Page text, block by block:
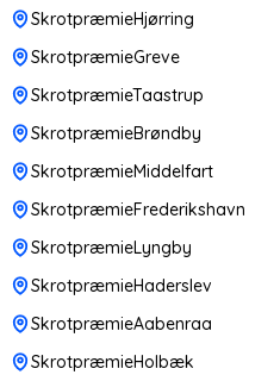
SkrotpræmieHjørring
SkrotpræmieGreve
SkrotpræmieTaastrup
SkrotpræmieBrøndby
SkrotpræmieMiddelfart
SkrotpræmieFrederikshavn
SkrotpræmieLyngby
SkrotpræmieHaderslev
SkrotpræmieAabenraa
SkrotpræmieHolbæk